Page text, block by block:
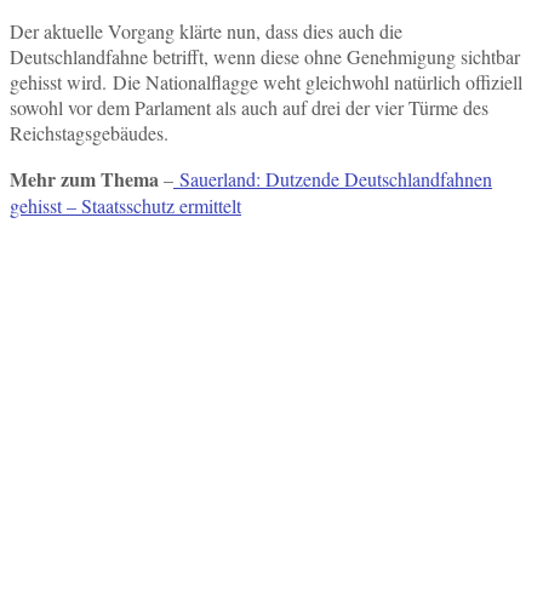
Der aktuelle Vorgang klärte nun, dass dies auch die
Deutschlandfahne betrifft, wenn diese ohne Genehmigung sichtbar
gehisst wird. Die Nationalflagge weht gleichwohl natürlich offiziell
sowohl vor dem Parlament als auch auf drei der vier Türme des
Reichstagsgebäudes.
Mehr zum Thema– Sauerland: Dutzende Deutschlandfahnen
gehisst – Staatsschutz ermittelt